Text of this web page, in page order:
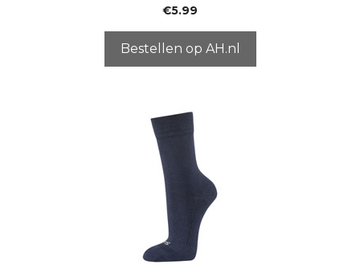
5
€5.99
Bestellen op AH.nl